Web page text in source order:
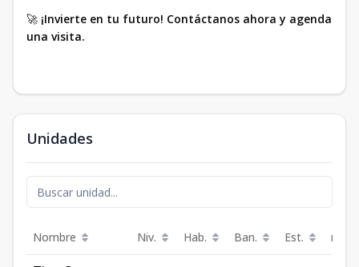
🚀 ¡Invierte en tu futuro! Contáctanos ahora y agenda
una visita.
Unidades
Nombre Niv. Hab. Ban. Est. m²